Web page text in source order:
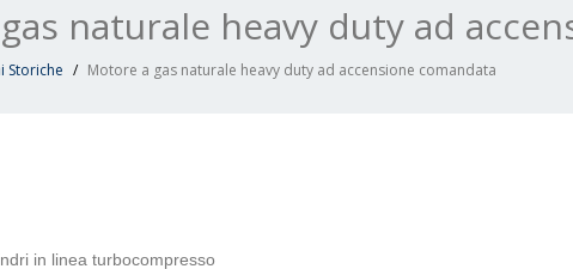
naturale heavy duty ad
Storiche Motore a gas naturale heavy duty ad accensione comandata
in linea turbocompresso